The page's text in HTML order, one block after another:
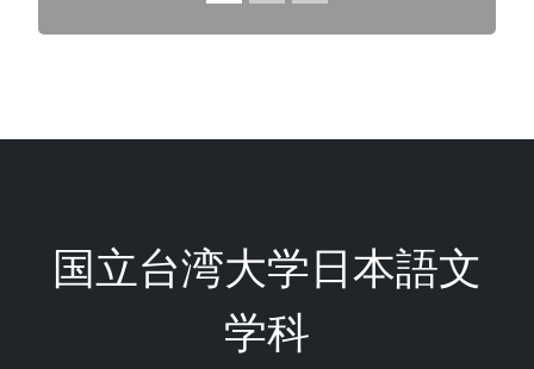
国立台湾大学日本語文
学科